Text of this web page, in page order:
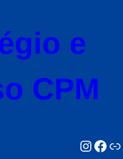
e
CPM
https://https://